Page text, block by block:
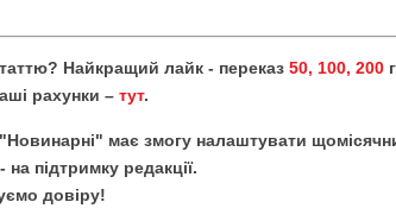
Найкращий лайк - переказ 50, 100, 200
рахунки – тут.
має змогу налаштувати
- на підтримку редакції.
довіру!